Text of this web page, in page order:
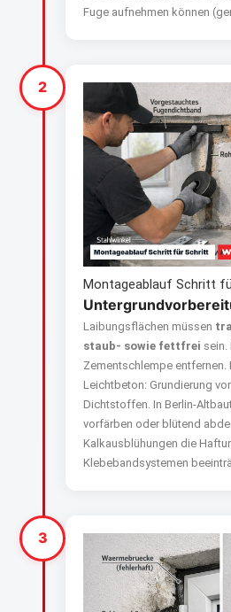
Fuge aufnehmen können
2
Montageablauf Schritt
Laibungsflächen müssen
staub- sowie fettfrei sein.
Zementschlempe entfernen.
Leichtbeton: Grundierung
Dichtstoffen. In Berlin-
vorfärben oder blütend
Kalkausblühungen die
Klebebandsystemen
3